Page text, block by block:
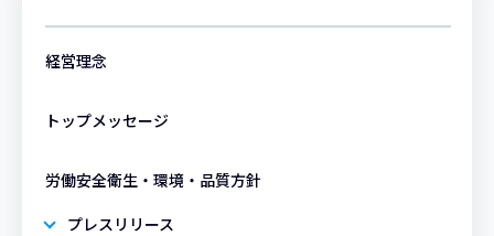
経営理念
トップメッセージ
労働安全衛生・環境・品質方針
プレスリリース